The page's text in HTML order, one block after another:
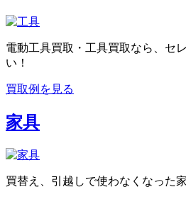
電動工具買取・工具買取なら、セ
い！
買取例を見る
家具
買替え、引越しで使わなくなった